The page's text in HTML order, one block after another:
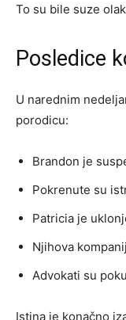
To su bile suze
Posledice
U narednim
porodicu:
Brandon je
Pokrenute su
Patricia je
Njihova
Advokati su
Istina je konačno